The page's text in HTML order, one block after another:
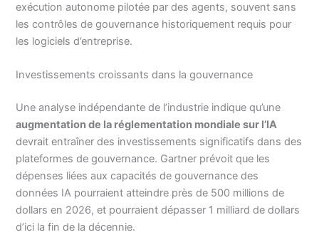
exécution autonome pilotée par des agents, souvent sans
les contrôles de gouvernance historiquement requis pour
les logiciels d’entreprise.
Investissements croissants dans la gouvernance
Une analyse indépendante de l’industrie indique qu’une
augmentation de la réglementation mondiale sur l’IA
devrait entraîner des investissements significatifs dans des
plateformes de gouvernance. Gartner prévoit que les
dépenses liées aux capacités de gouvernance des
données IA pourraient atteindre près de 500 millions de
dollars en 2026, et pourraient dépasser 1 milliard de dollars
d’ici la fin de la décennie.